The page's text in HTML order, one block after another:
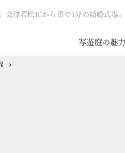
会津若松ICから車で1分の結婚式場
写遊庭の魅力